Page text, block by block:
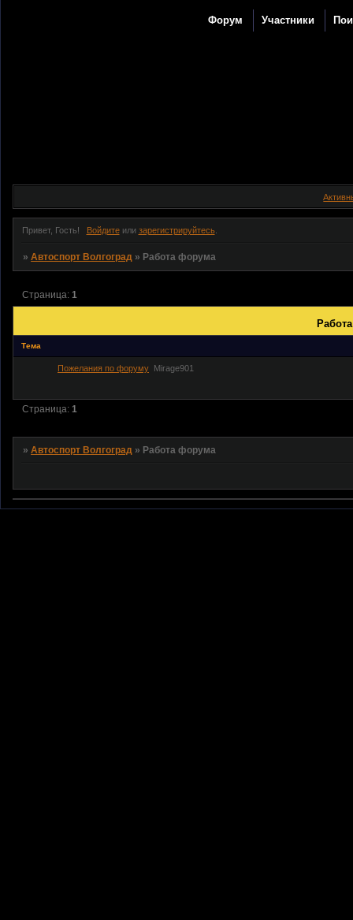
Форум Участники
Привет, Гость! Войдитеили зарегистрируйтесь.
»Автоспорт Волгоград » Работа форума
Страница:1
Тема
Пожелания по форуму Mirage901
Страница: 1
»Автоспорт Волгоград » Работа форума